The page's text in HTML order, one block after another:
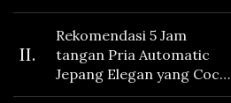
II.
Rekomendasi 5 Jam
tangan Pria Automatic
Jepang Elegan yang Cocok
Dikoleksi di 2026